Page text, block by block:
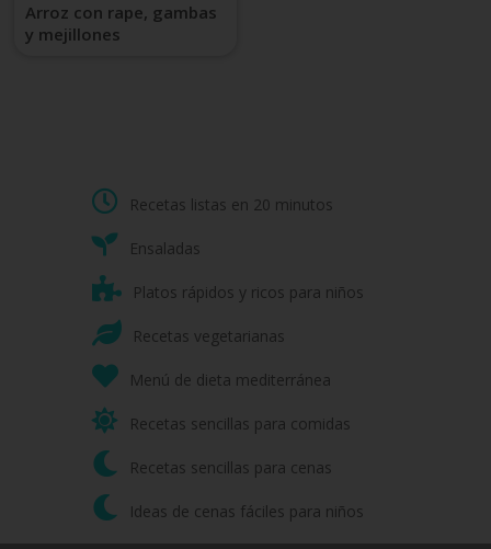
Arroz con rape, gambas
y mejillones
Recetas listas en 20 minutos
Ensaladas
Platos rápidos y ricos para niños
Recetas vegetarianas
Menú de dieta mediterránea
Recetas sencillas para comidas
Recetas sencillas para cenas
Ideas de cenas fáciles para niños